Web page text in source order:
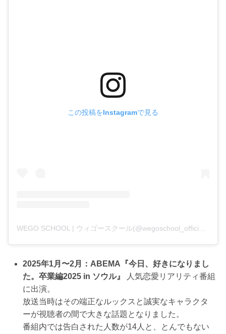
この投稿をInstagramで見る
WEGO SCHOOL | ウィゴースクール(@wegoschool_official)がシェアした投稿
2025年1月〜2月：ABEMA『今日、好きになりまし
た。卒業編2025 in ソウル』
人気恋愛リアリティ番組
に出演。
放送当時はその端正なルックスと誠実なキャラクタ
ーが視聴者の間で大きな話題となりました。
番組内では告白された人数が14人と、とんでもない